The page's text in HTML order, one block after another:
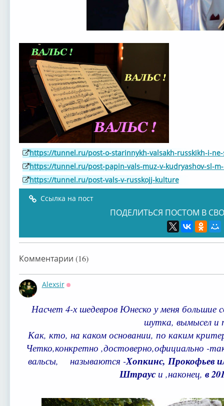
https://tunnel.ru/post-o-starinnykh-valsakh-russkikh-i-
https://tunnel.ru/post-papin-vals-muz-v-kudryashov-sl-
https://tunnel.ru/post-vals-v-russkojj-kulture
Ссылка на пост
ПОДЕЛИТЬСЯ ПОСТОМ В
Комментарии (16)
Alexsir
Насчет 4-х шедевров Юнеско у меня большие
шутка, вымысел и
Как, кто, на каком основании, по каким
Четко,конкретно ,достоверно,официально -
вальсы, называются -Хопкинс, Прокофьев
Штраус и ,наконец, в